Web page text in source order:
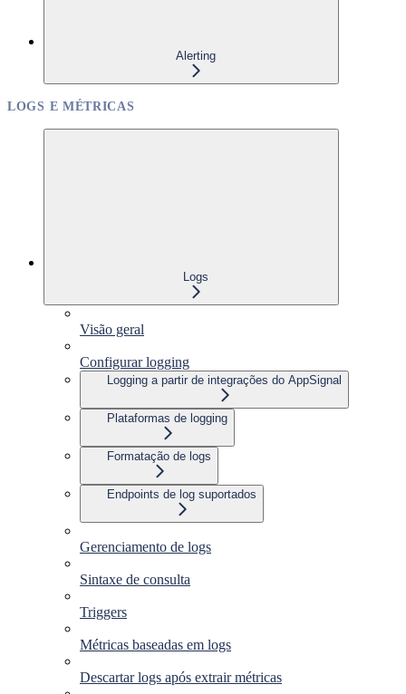
Alerting
LOGS E MÉTRICAS
Logs
Visão geral
Configurar logging
Logging a partir de integrações do AppSignal
Plataformas de logging
Formatação de logs
Endpoints de log suportados
Gerenciamento de logs
Sintaxe de consulta
Triggers
Métricas baseadas em logs
Descartar logs após extrair métricas